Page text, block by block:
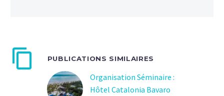
PUBLICATIONS SIMILAIRES
Organisation Séminaire :
Hôtel Catalonia Bavaro